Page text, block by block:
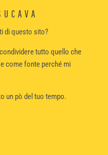
di questo sito?
tutto quello che
come fonte perché mi
un pò del tuo tempo.